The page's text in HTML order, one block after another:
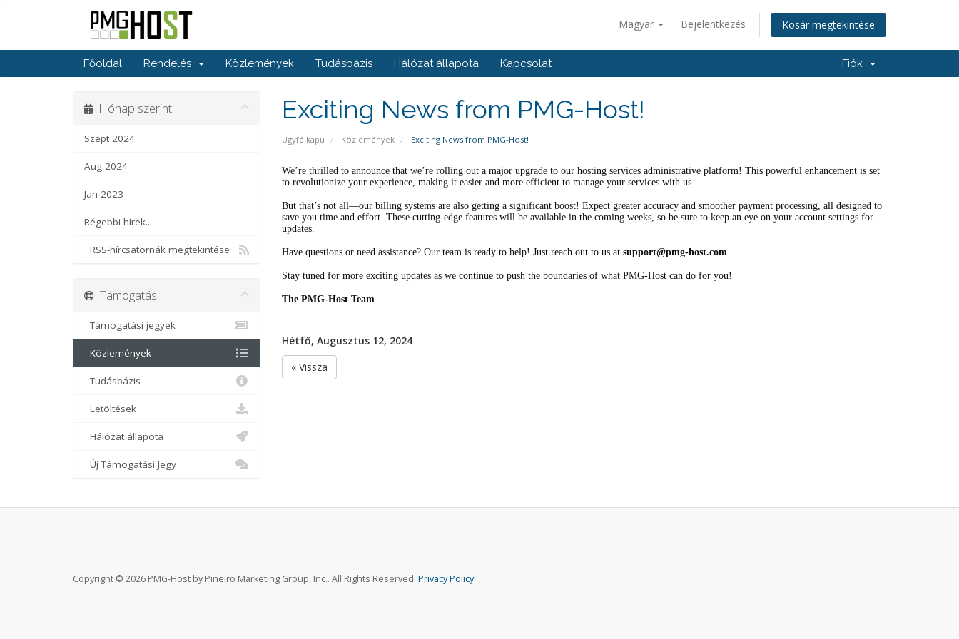
Magyar Bejelentkezés Kosár megtekintése
Főoldal Rendelés Közlemények Tudásbázis Hálózat állapota Kapcsolat Fiók
Exciting News from PMG-Host!
Ügyfélkapu Közlemények Exciting News from PMG-Host!
Hónap szerint
Szept 2024
Aug 2024
Jan 2023
Régebbi hírek...
RSS-hírcsatornák megtekintése
We’re thrilled to announce that we’re rolling out a major upgrade to our hosting services administrative platform! This powerful enhancement is set
to revolutionize your experience, making it easier and more efficient to manage your services with us.
But that’s not all—our billing systems are also getting a significant boost! Expect greater accuracy and smoother payment processing, all designed to
save you time and effort. These cutting-edge features will be available in the coming weeks, so be sure to keep an eye on your account settings for
updates.
Have questions or need assistance? Our team is ready to help! Just reach out to us at support@pmg-host.com.
Stay tuned for more exciting updates as we continue to push the boundaries of what PMG-Host can do for you!
The PMG-Host Team
Hétfő, Augusztus 12, 2024
« Vissza
Támogatás
Támogatási jegyek
Közlemények
Tudásbázis
Letöltések
Hálózat állapota
Új Támogatási Jegy
Copyright © 2026 PMG-Host by Piñeiro Marketing Group, Inc.. All Rights Reserved. Privacy Policy